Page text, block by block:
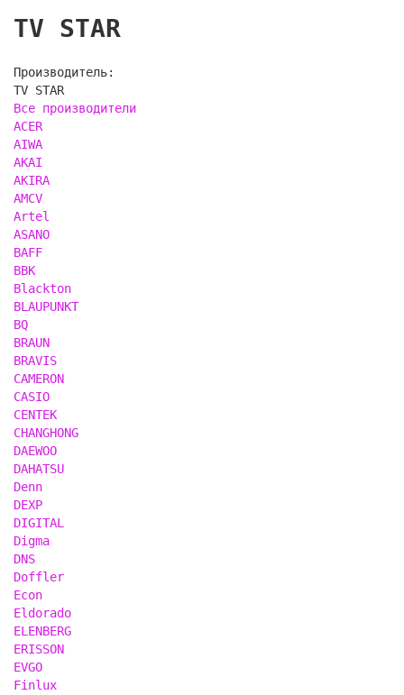
TV STAR
Производитель:
TV STAR
Все производители
ACER
AIWA
AKAI
AKIRA
AMCV
Artel
ASANO
BAFF
BBK
Blackton
BLAUPUNKT
BQ
BRAUN
BRAVIS
CAMERON
CASIO
CENTEK
CHANGHONG
DAEWOO
DAHATSU
Denn
DEXP
DIGITAL
Digma
DNS
Doffler
Econ
Eldorado
ELENBERG
ERISSON
EVGO
Finlux